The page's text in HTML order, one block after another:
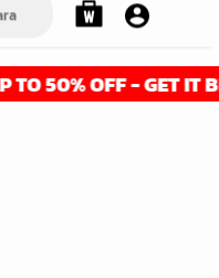
- GET IT BEFORE